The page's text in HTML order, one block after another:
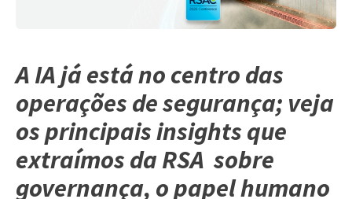
A IA já está no centro das
operações de segurança; veja
os principais insights que
extraímos da RSA sobre
governança, o papel humano